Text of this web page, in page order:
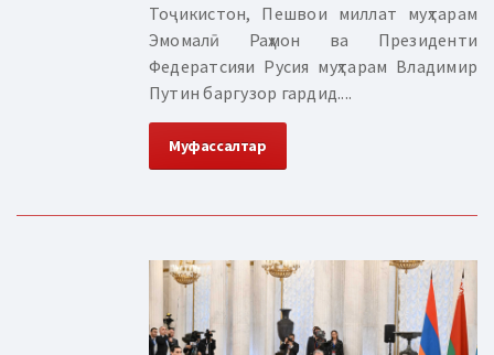
Тоҷикистон, Пешвои миллат муҳтарам
Эмомалӣ Раҳмон ва Президенти
Федератсияи Русия муҳтарам Владимир
Путин баргузор гардид....
Муфассалтар